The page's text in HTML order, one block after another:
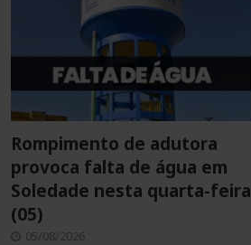
Rompimento de adutora
provoca falta de água em
Soledade nesta quarta-feira
(05)
05/08/2026